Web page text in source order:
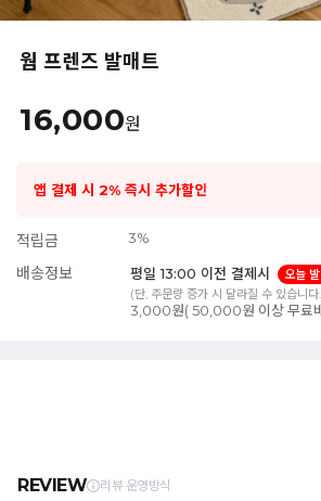
웜 프렌즈 발매트
16,000원
앱 결제 시 2% 즉시 추가할인
적립금 3%
배송정보 평일 13:00 이전 결제시
오늘
(단, 주문량 증가 시 달라질 수 있습니다
3,000원( 50,000원 이상 무료